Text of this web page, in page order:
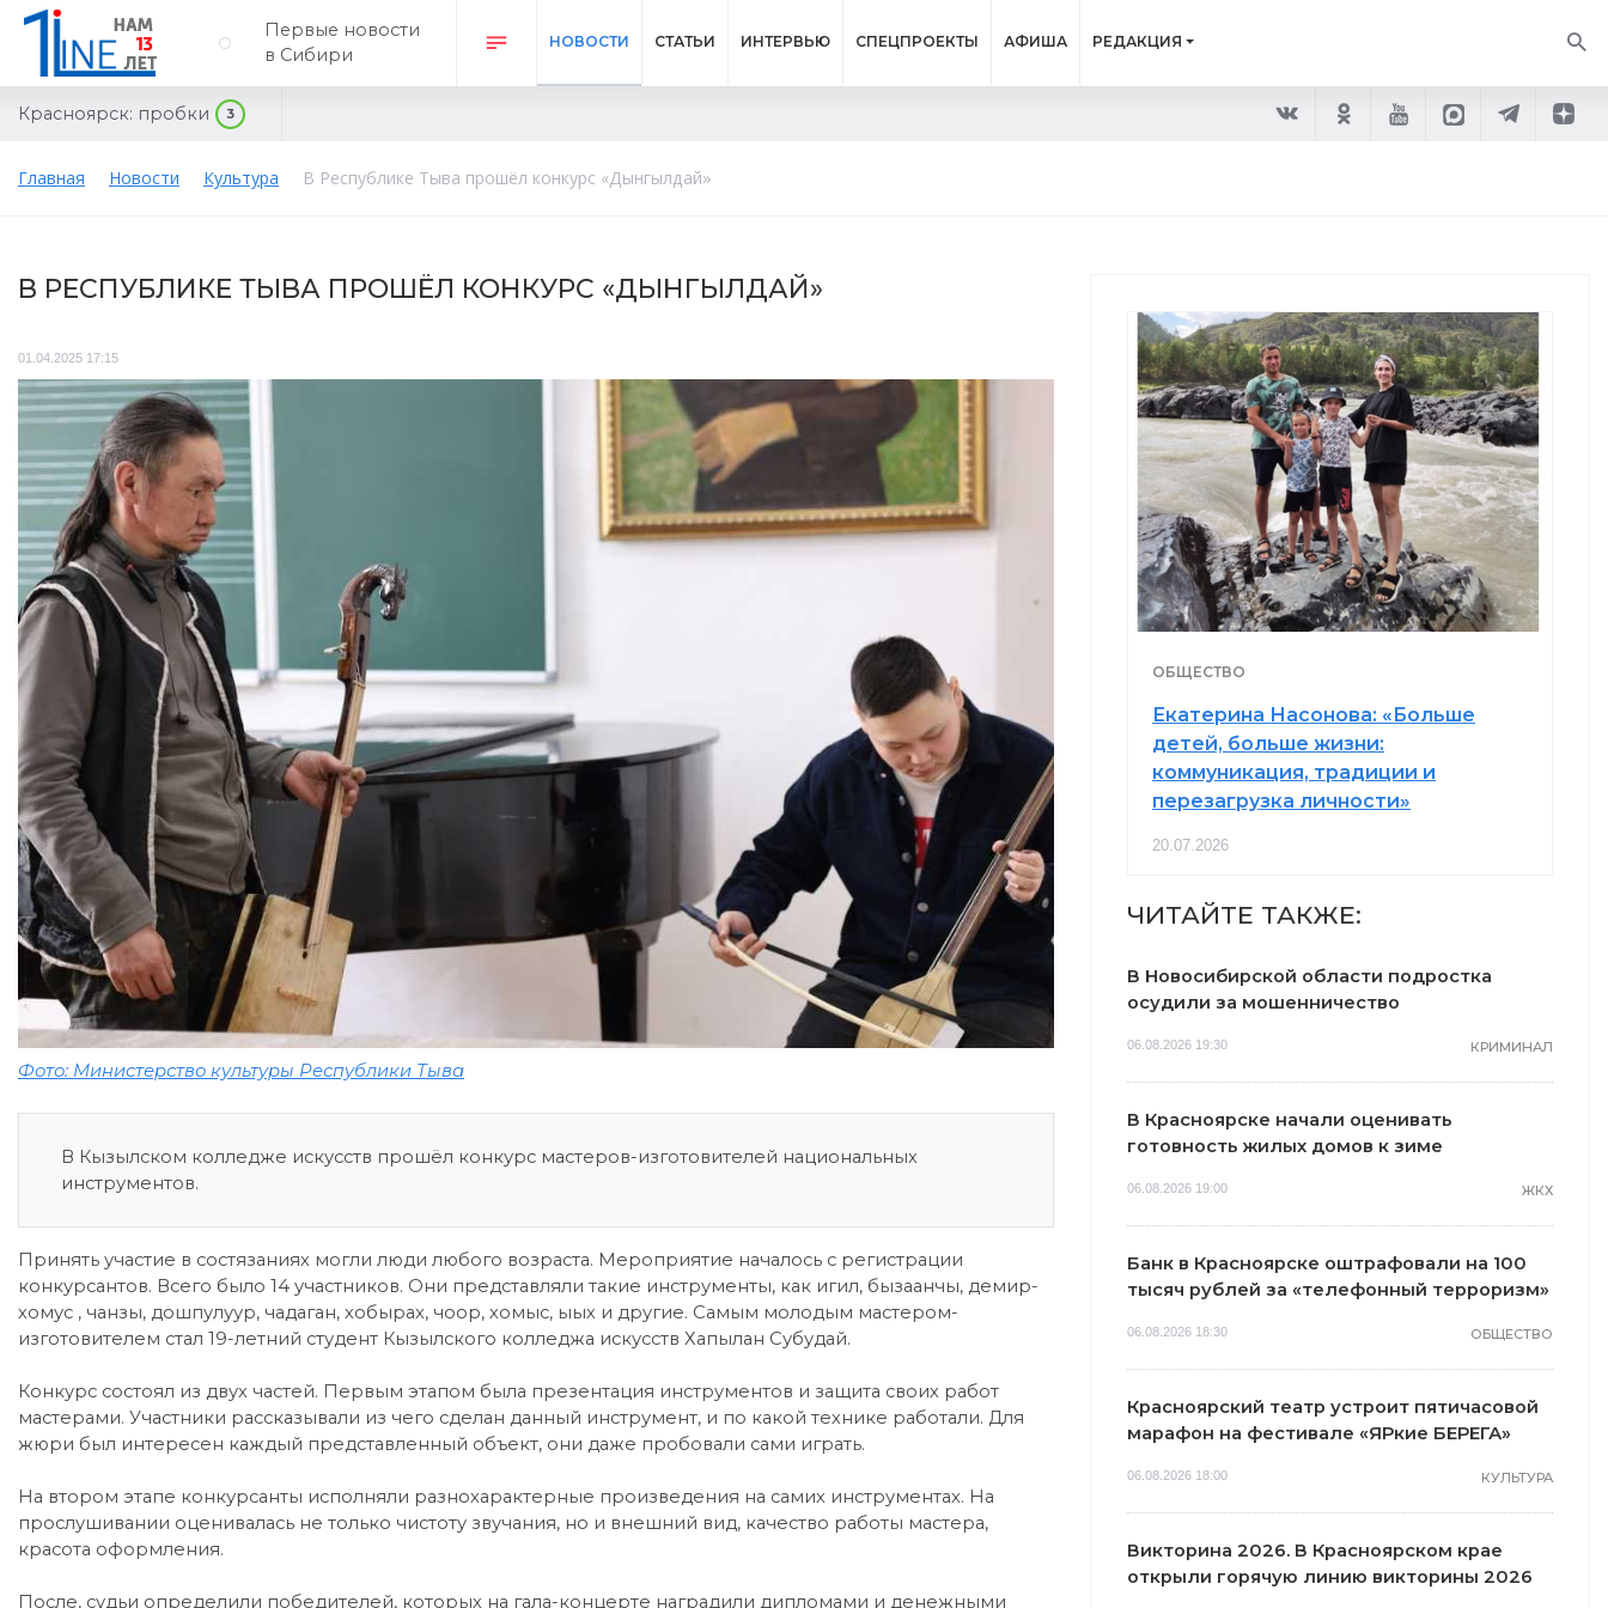
Первые новости
в Сибири
НОВОСТИ СТАТЬИ ИНТЕРВЬЮ СПЕЦПРОЕКТЫ АФИША РЕДАКЦИЯ
Красноярск: пробки 3
Главная Новости Культура В Республике Тыва прошёл конкурс «Дынгылдай»
В РЕСПУБЛИКЕ ТЫВА ПРОШЁЛ КОНКУРС «ДЫНГЫЛДАЙ»
01.04.2025 17:15
Фото: Министерство культуры Республики Тыва
В Кызылском колледже искусств прошёл конкурс мастеров-изготовителей национальных
инструментов.
Принять участие в состязаниях могли люди любого возраста. Мероприятие началось с регистрации
конкурсантов. Всего было 14 участников. Они представляли такие инструменты, как игил, бызаанчы, демир-
хомус , чанзы, дошпулуур, чадаган, хобырах, чоор, хомыс, ыых и другие. Самым молодым мастером-
изготовителем стал 19-летний студент Кызылского колледжа искусств Хапылан Субудай.
Конкурс состоял из двух частей. Первым этапом была презентация инструментов и защита своих работ
мастерами. Участники рассказывали из чего сделан данный инструмент, и по какой технике работали. Для
жюри был интересен каждый представленный объект, они даже пробовали сами играть.
На втором этапе конкурсанты исполняли разнохарактерные произведения на самих инструментах. На
прослушивании оценивалась не только чистоту звучания, но и внешний вид, качество работы мастера,
красота оформления.
После, судьи определили победителей, которых на гала-концерте наградили дипломами и денежными
ОБЩЕСТВО
Екатерина Насонова: «Больше
детей, больше жизни:
коммуникация, традиции и
перезагрузка личности»
20.07.2026
ЧИТАЙТЕ ТАКЖЕ:
В Новосибирской области подростка
осудили за мошенничество
06.08.2026 19:30 КРИМИНАЛ
В Красноярске начали оценивать
готовность жилых домов к зиме
06.08.2026 19:00 ЖКХ
Банк в Красноярске оштрафовали на 100
тысяч рублей за «телефонный терроризм»
06.08.2026 18:30 ОБЩЕСТВО
Красноярский театр устроит пятичасовой
марафон на фестивале «ЯРкие БЕРЕГА»
06.08.2026 18:00 КУЛЬТУРА
Викторина 2026. В Красноярском крае
открыли горячую линию викторины 2026